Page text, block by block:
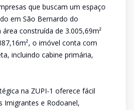
que buscam um espaço
em São Bernardo do
construída de 3.005,69m²
o imóvel conta com
incluindo cabine primária,
na ZUPI-1 oferece fácil
Imigrantes e Rodoanel,